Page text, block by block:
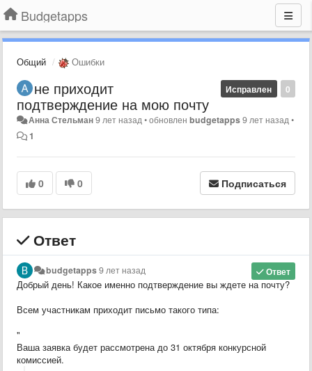
Budgetapps
Общий Ошибки
0
Исправлен
не приходит
подтверждение на мою почту
Анна Стельман9 лет назад •обновленbudgetapps9 лет назад •
1
0 0 Подписаться
Ответ
Ответ
budgetapps9 лет назад
Добрый день! Какое именно подтверждение вы ждете на почту?
Всем участникам приходит письмо такого типа:
"
Ваша заявка будет рассмотрена до 31 октября конкурсной
комиссией.